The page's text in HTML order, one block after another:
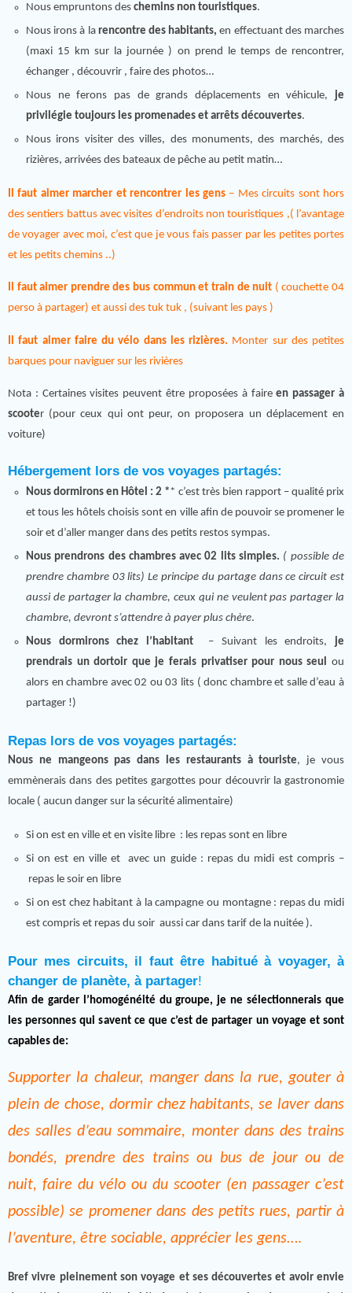
Nous empruntons des chemins non touristiques.
Nous irons à la rencontre des habitants, en effectuant des marches
(maxi 15 km sur la journée ) on prend le temps de rencontrer,
échanger , découvrir , faire des photos…
Nous ne ferons pas de grands déplacements en véhicule, je
privilégie toujours les promenades et arrêts découvertes.
Nous irons visiter des villes, des monuments, des marchés, des
rizières, arrivées des bateaux de pêche au petit matin…
Il faut aimer marcher et rencontrer les gens– Mes circuits sont hors
des sentiers battus avec visites d’endroits non touristiques ,( l’avantage
de voyager avec moi, c’est que je vous fais passer par les petites portes
et les petits chemins ..)
Il faut aimer prendre des bus commun et train de nuit ( couchette 04
perso à partager) et aussi des tuk tuk , (suivant les pays )
Il faut aimer faire du vélo dans les rizières. Monter sur des petites
barques pour naviguer sur les rivières
Nota : Certaines visites peuvent être proposées à faireen passager à
scooter (pour ceux qui ont peur, on proposera un déplacement en
voiture)
Hébergement lors de vos voyages partagés:
Nous dormirons en Hôtel : 2 * * c’est très bien rapport – qualité prix
et tous les hôtels choisis sont en ville afin de pouvoir se promener le
soir et d’aller manger dans des petits restos sympas.
Nous prendrons des chambres avec 02 lits simples. ( possible de
prendre chambre 03 lits) Le principe du partage dans ce circuit est
aussi de partager la chambre, ceux qui ne veulent pas partager la
chambre, devront s’attendre à payer plus chère.
Nous dormirons chez l’habitant
– Suivant les endroits, je
prendrais un dortoir que je ferais privatiser pour nous seul ou
alors en chambre avec 02 ou 03 lits ( donc chambre et salle d’eau à
partager !)
Repas lors de vos voyages partagés:
Nous ne mangeons pas dans les restaurants à touriste, je vous
emmènerais dans des petites gargottes pour découvrir la gastronomie
locale ( aucun danger sur la sécurité alimentaire)
Si on est en ville et en visite libre : les repas sont en libre
Si on est en ville et avec un guide : repas du midi est compris –
repas le soir en libre
Si on est chez habitant à la campagne ou montagne : repas du midi
est compris et repas du soir aussi car dans tarif de la nuitée ).
Pour mes circuits, il faut être habitué à voyager, à
changer de planète, à partager!
Afin de garder l’homogénéité du groupe, je ne sélectionnerais que
les personnes qui savent ce que c’est de partager un voyage et sont
capables de:
Supporter la chaleur, manger dans la rue, gouter à
plein de chose, dormir chez habitants, se laver dans
des salles d’eau sommaire, monter dans des trains
bondés, prendre des trains ou bus de jour ou de
nuit, faire du vélo ou du scooter (en passager c’est
possible) se promener dans des petits rues, partir à
l’aventure, être sociable, apprécier les gens….
Bref vivre pleinement son voyage et ses découvertes et avoir envie